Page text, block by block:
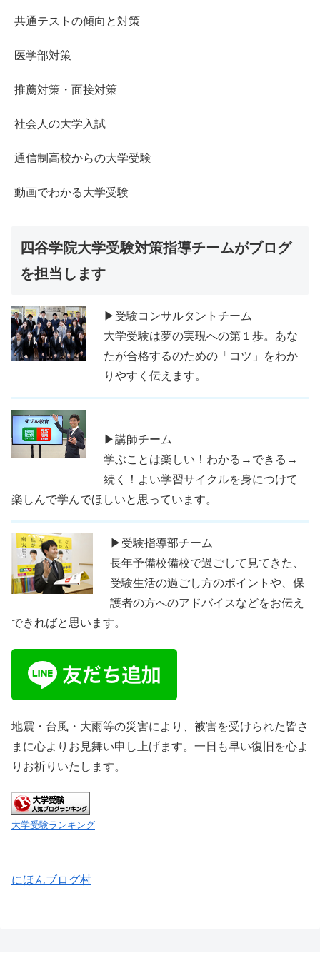
共通テストの傾向と対策
医学部対策
推薦対策・面接対策
社会人の大学入試
通信制高校からの大学受験
動画でわかる大学受験
四谷学院大学受験対策指導チームがブログ
を担当します
▶受験コンサルタントチーム
大学受験は夢の実現への第１歩。あな
たが合格するのための「コツ」をわか
りやすく伝えます。
▶講師チーム
学ぶことは楽しい！わかる→できる→
続く！よい学習サイクルを身につけて
楽しんで学んでほしいと思っています。
▶受験指導部チーム
長年予備校備校で過ごして見てきた、
受験生活の過ごし方のポイントや、保
護者の方へのアドバイスなどをお伝え
できればと思います。
地震・台風・大雨等の災害により、被害を受けられた皆さ
まに心よりお見舞い申し上げます。一日も早い復旧を心よ
りお祈りいたします。
大学受験ランキング
にほんブログ村